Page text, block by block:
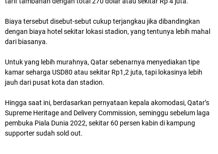
Biaya tersebut disebut-sebut cukup terjangkau jika dibandingkan
dengan biaya hotel sekitar lokasi stadion, yang tentunya lebih mahal
dari biasanya.
Untuk yang lebih murahnya, Qatar sebenarnya menyediakan tipe
kamar seharga USD80 atau sekitar Rp1,2 juta, tapi lokasinya lebih
jauh dari pusat kota dan stadion.
Hingga saat ini, berdasarkan pernyataan kepala akomodasi, Qatar’s
Supreme Heritage and Delivery Commission, seminggu sebelum laga
pembuka Piala Dunia 2022, sekitar 60 persen kabin di kampung
supporter sudah sold out.